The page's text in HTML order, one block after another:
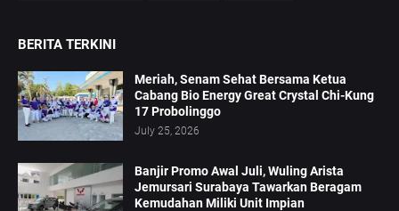
BERITA TERKINI
Meriah, Senam Sehat Bersama Ketua
Cabang Bio Energy Great Crystal Chi-Kung
17 Probolinggo
July 25, 2026
Banjir Promo Awal Juli, Wuling Arista
Jemursari Surabaya Tawarkan Beragam
Kemudahan Miliki Unit Impian